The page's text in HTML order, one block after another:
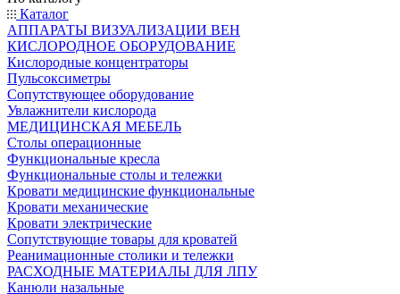
Каталог
АППАРАТЫ ВИЗУАЛИЗАЦИИ ВЕН
КИСЛОРОДНОЕ ОБОРУДОВАНИЕ
Кислородные концентраторы
Пульсоксиметры
Сопутствующее оборудование
Увлажнители кислорода
МЕДИЦИНСКАЯ МЕБЕЛЬ
Столы операционные
Функциональные кресла
Функциональные столы и тележки
Кровати медицинские функциональные
Кровати механические
Кровати электрические
Сопутствующие товары для кроватей
Реанимационные столики и тележки
РАСХОДНЫЕ МАТЕРИАЛЫ ДЛЯ ЛПУ
Канюли назальные